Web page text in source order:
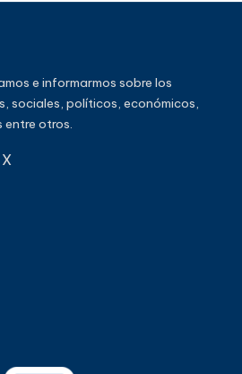
e informarmos sobre los
sociales, políticos, económicos,
entre otros.
X